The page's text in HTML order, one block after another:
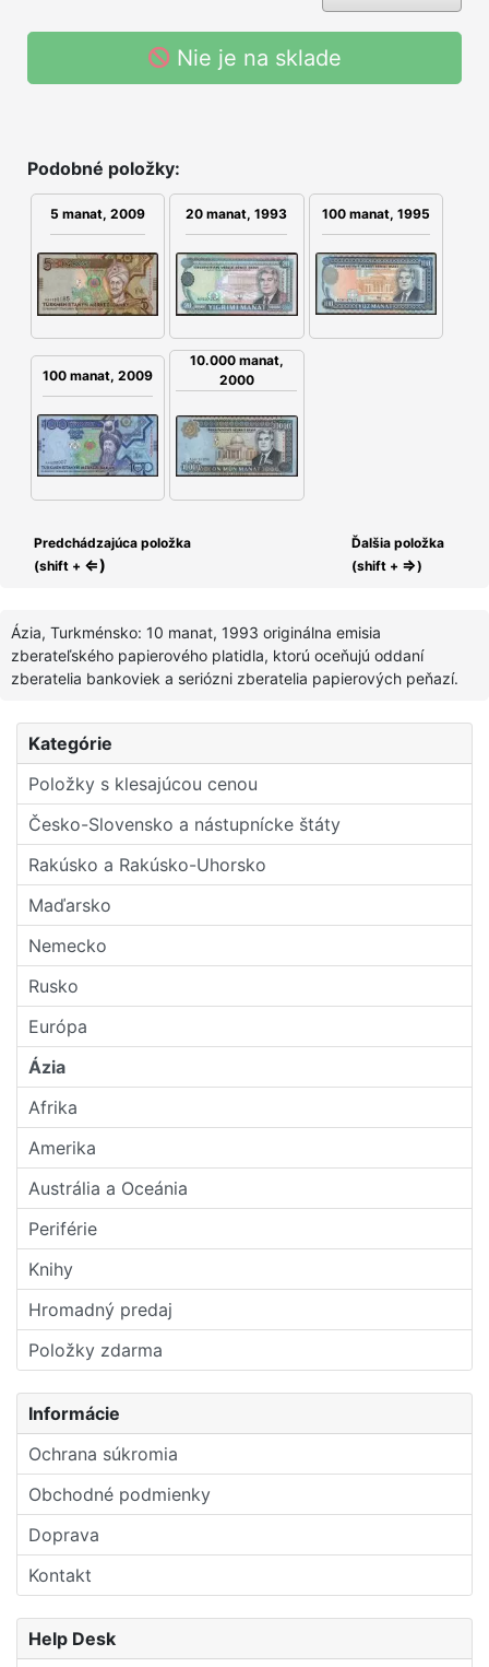
Kategórie
Položky s klesajúcou cenou
Česko-Slovensko a nástupní­cke štáty
Rakúsko a Rakúsko-Uhorsko
Maďarsko
Nemecko
Rusko
Európa
Ázia
Afrika
Amerika
Austrália a Oceánia
Periférie
Knihy
Hromadný predaj
Položky zdarma
Informácie
Ochrana súkromia
Obchodné podmienky
Doprava
Kontakt
Nie je na sklade
Podobné položky:
5 manat, 2009 20 manat, 1993 100 manat, 1995
100 manat, 2009
10.000 manat,
2000
Predchádzajúca položka
(shift + ⇐)
Ďalšia položka
(shift + ⇒)
Ázia, Turkménsko: 10 manat, 1993 originálna emisia
zberateľského papierového platidla, ktorú oceňujú oddaní
zberatelia bankoviek a seriózni zberatelia papierových peňazí.
Help Desk